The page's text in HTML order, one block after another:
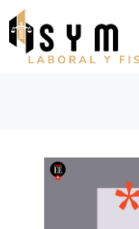
Saltar
al
contenido